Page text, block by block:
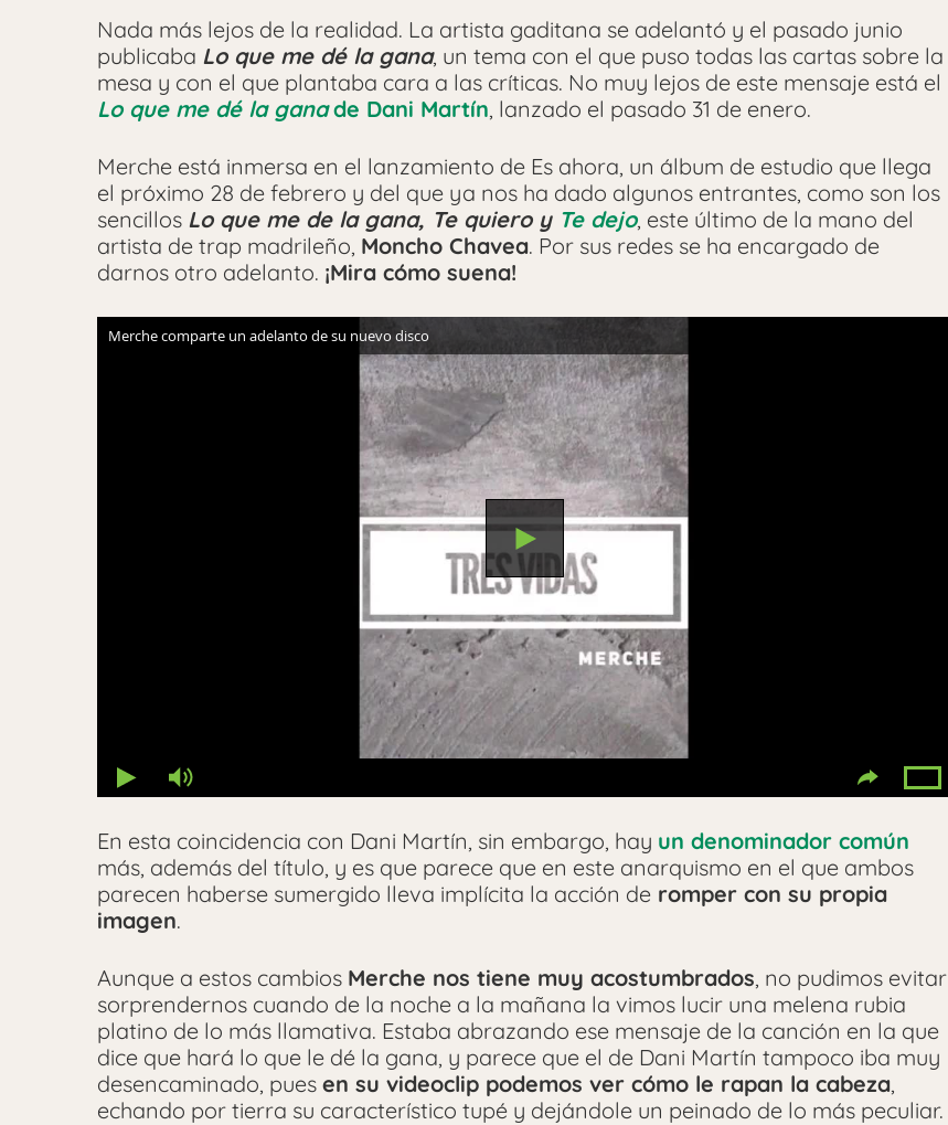
Nada más lejos de la realidad. La artista gaditana se adelantó y el pasado junio
publicaba Lo que me dé la gana, un tema con el que puso todas las cartas sobre la
mesa y con el que plantaba cara a las críticas. No muy lejos de este mensaje está el
Lo que me dé la gana de Dani Martín, lanzado el pasado 31 de enero.
Merche está inmersa en el lanzamiento de Es ahora, un álbum de estudio que llega
el próximo 28 de febrero y del que ya nos ha dado algunos entrantes, como son los
sencillos Lo que me de la gana, Te quiero y Te dejo, este último de la mano del
artista de trap madrileño, Moncho Chavea. Por sus redes se ha encargado de
darnos otro adelanto. ¡Mira cómo suena!
Merche comparte un adelanto de su nuevo disco
En esta coincidencia con Dani Martín, sin embargo, hay un denominador común
más, además del título, y es que parece que en este anarquismo en el que ambos
parecen haberse sumergido lleva implícita la acción de romper con su propia
imagen.
Aunque a estos cambios Merche nos tiene muy acostumbrados, no pudimos evitar
sorprendernos cuando de la noche a la mañana la vimos lucir una melena rubia
platino de lo más llamativa. Estaba abrazando ese mensaje de la canción en la que
dice que hará lo que le dé la gana, y parece que el de Dani Martín tampoco iba muy
desencaminado, pues en su videoclip podemos ver cómo le rapan la cabeza,
echando por tierra su característico tupé y dejándole un peinado de lo más peculiar.